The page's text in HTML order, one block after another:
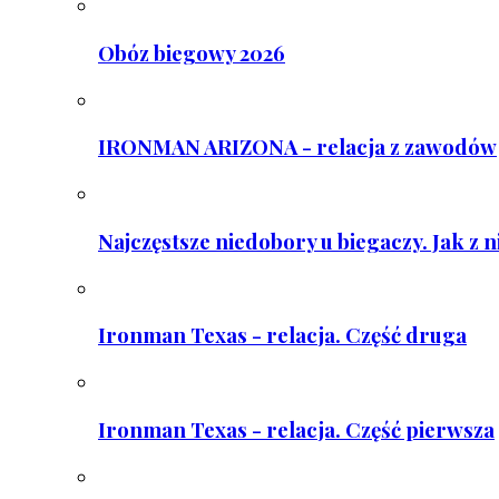
Obóz biegowy 2026
IRONMAN ARIZONA - relacja z zawodów
Najczęstsze niedobory u biegaczy. Jak z
Ironman Texas - relacja. Część druga
Ironman Texas - relacja. Część pierwsza